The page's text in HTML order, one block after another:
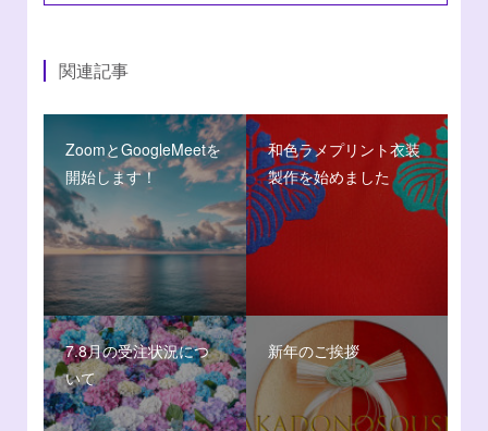
関連記事
ZoomとGoogleMeetを
開始します！
和色ラメプリント衣装
製作を始めました
7.8月の受注状況につ
いて
新年のご挨拶